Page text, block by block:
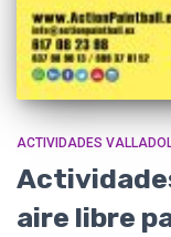
ACTIVIDADES
aire libre